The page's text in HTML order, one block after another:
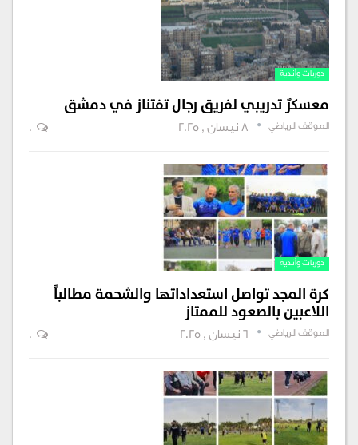
دوريات وأندية
معسكرٌ تدريبي لفريق رجال تفتناز في دمشق
الموقف الرياضي 0
دوريات وأندية
كرة المجد تواصل استعداداتها والشحمة مطالباً
اللاعبين بالصعود للممتاز
الموقف الرياضي 0